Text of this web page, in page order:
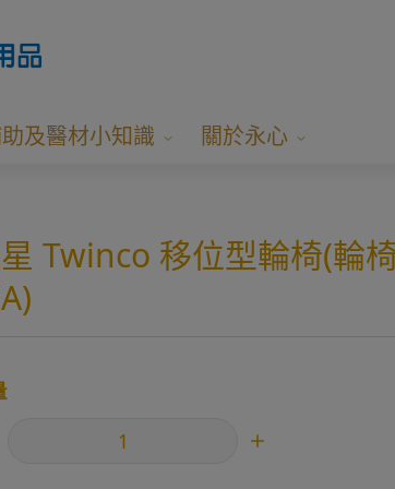
及醫材小知識 關於永心
Twinco 移位型輪椅(輪